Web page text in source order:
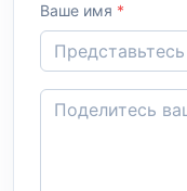
Ваше имя *